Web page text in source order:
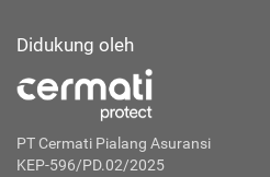
Didukung oleh
PT Cermati Pialang Asuransi
KEP-596/PD.02/2025